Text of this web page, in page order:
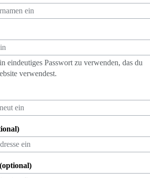
eindeutiges Passwort zu verwenden, das du
verwendest.